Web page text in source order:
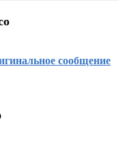
сообщение